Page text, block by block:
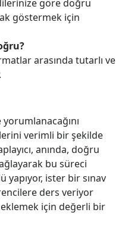
göre doğru
göstermek için
arasında tutarlı ve
yorumlanacağını
verimli bir şekilde
anında, doğru
bu süreci
ister bir sınav
ders veriyor
için değerli bir